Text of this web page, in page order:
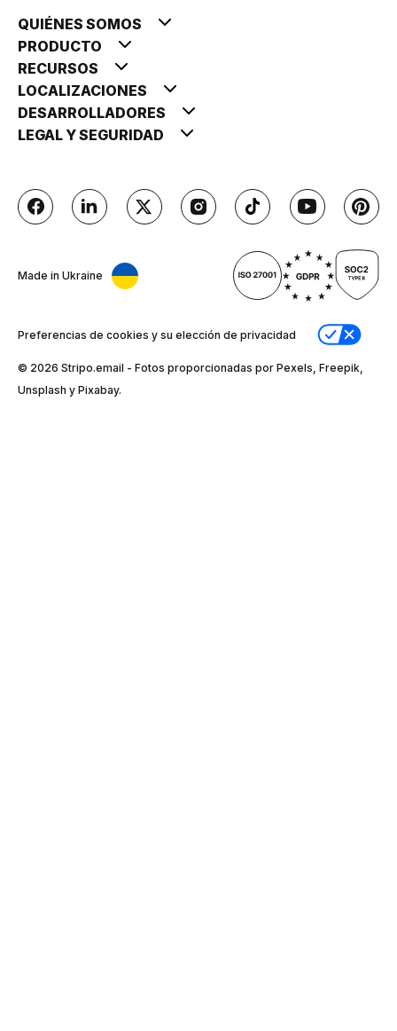
QUIÉNES SOMOS
PRODUCTO
RECURSOS
LOCALIZACIONES
DESARROLLADORES
LEGAL Y SEGURIDAD
Made in Ukraine
Preferencias de cookies y su elección de privacidad
© 2026 Stripо.email - Fotos proporcionadas por Pexels, Freepik,
Unsplash y Pixabay.